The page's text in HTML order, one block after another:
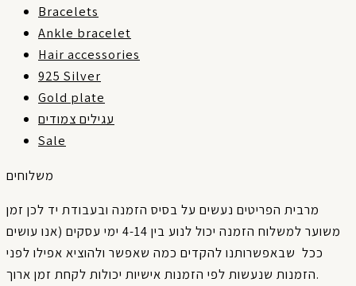
Bracelets
Ankle bracelet
Hair accessories
925 Silver
Gold plate
עגילים צמודים
Sale
משלוחים
מרבית הפריטים נעשים על בסיס הזמנה ובעבודת יד לכן זמן
משוער למשלוח הזמנה יכול לנוע בין ימי עסקים (אנו עושים
ככל שבאפשרותנו להקדים כמה שאפשר ולהוציא אפילו לפני
.הזמנות שנעשות לפי הזמנות אישיות יכולות לקחת זמן ארוך